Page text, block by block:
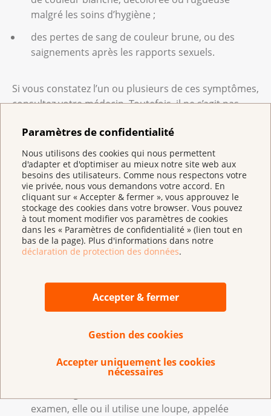
Paramètres de confidentialité
Nous utilisons des cookies qui nous permettent
d'adapter et d'optimiser au mieux notre site web aux
besoins des utilisateurs. Comme nous respectons votre
vie privée, nous vous demandons votre accord. En
cliquant sur « Accepter & fermer », vous approuvez le
stockage des cookies dans votre browser. Vous pouvez
à tout moment modifier vos paramètres de cookies
dans les « Paramètres de confidentialité » (lien tout en
bas de la page). Plus d'informations dans notre
déclaration de protection des données.
Accepter & fermer
Gestion des cookies
Accepter uniquement les cookies
nécessaires
malgré les soins d’hygiène ;
des pertes de sang de couleur brune, ou des
saignements après les rapports sexuels.
Si vous constatez l’un ou plusieurs de ces symptômes,
consultez votre médecin. Toutefois, il ne s’agit pas
signe d’autres affections bénignes.
Quels examens permettent de poser
le diagnostic ?
Le cancer de la vulve est souvent découvert lors d’un
examen gynécologique de routine, ou lorsque des
symptômes apparaissent.
L’examen physique
En cas de suspicion de carcinome vulvaire, un
Votre gynécologue examine attentivement votre
vulve et votre périnée. Le périnée signifie le tissu
examen, elle ou il utilise une loupe, appelée